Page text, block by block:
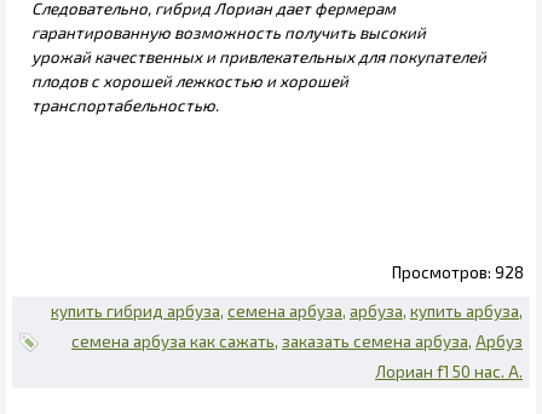
Следовательно, гибрид Лориан дает фермерам
гарантированную возможность получить высокий
урожай качественных и привлекательных для покупателей
плодов с хорошей лежкостью и хорошей
транспортабельностью.
928
купить гибрид арбуза семена арбуза арбуза купить арбуза
семена арбуза как сажать заказать семена арбуза Арбуз
Лориан f1 50 нас. А.